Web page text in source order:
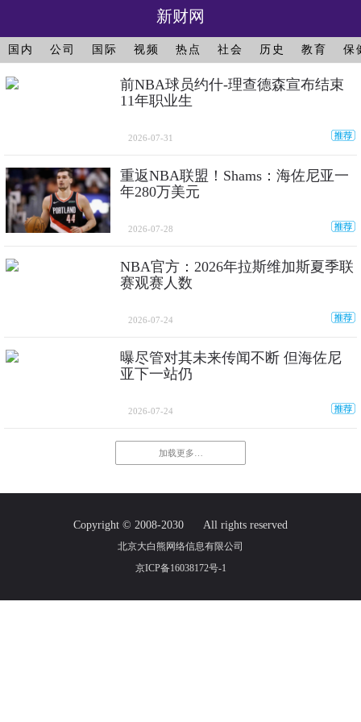
新财网
国内 公司 国际 视频 热点 社会 历史 教育 保
前NBA球员约什-理查德森宣布结束
11年职业生
2026-07-31
重返NBA联盟！Shams：海佐尼亚一
年280万美元
2026-07-28
NBA官方：2026年拉斯维加斯夏季联
赛观赛人数
2026-07-24
曝尽管对其未来传闻不断 但海佐尼
亚下一站仍
2026-07-24
加载更多…
Copyright © 2008-2030 All rights reserved
北京大白熊网络信息有限公司
京ICP备16038172号-1